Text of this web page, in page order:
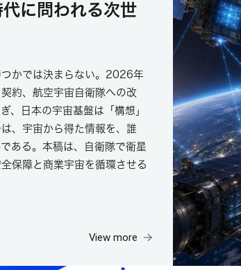
に問われる次世
かでは決まらない。2026年
約、航空宇宙自衛隊への改
、日本の宇宙基盤は「構想」
、宇宙から得た情報を、誰
ある。本稿は、自衛隊で衛星
保障と商業宇宙を循環させる
View more